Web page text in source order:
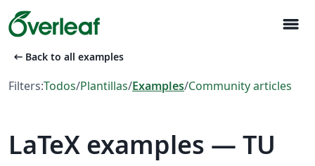
menu
arrow_left_alt Back to all examples
Filters:Todos/Plantillas/Examples/Community articles
LaTeX examples — TU